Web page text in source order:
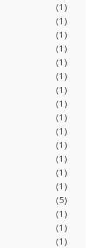
(1)
(1)
(1)
(1)
(1)
(1)
(1)
(1)
(1)
(1)
(1)
(1)
(1)
(1)
(5)
(1)
(1)
(1)